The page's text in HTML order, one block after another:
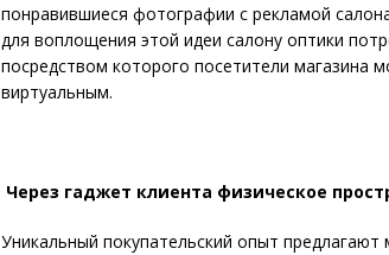
понравившиеся фотографии с рекламой
для воплощения этой идеи салону оптики
посредством которого посетители магазина
виртуальным.
Через гаджет клиента физическое
Уникальный покупательский опыт